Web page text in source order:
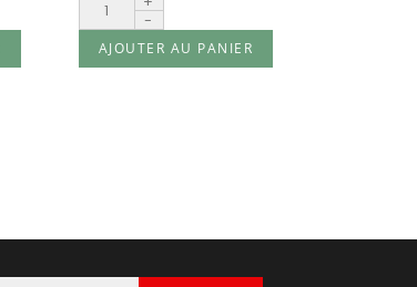
-
AJOUTER AU PANIER